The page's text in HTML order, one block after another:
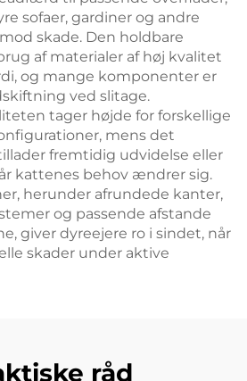
sofaer, gardiner og andre
skade. Den holdbare
af materialer af høj kvalitet
og mange komponenter er
ved slitage.
tager højde for forskellige
mens det
fremtidig udvidelse eller
kattenes behov ændrer sig.
herunder afrundede kanter,
og passende afstande
giver dyreejere ro i sindet, når
skader under aktive
råd